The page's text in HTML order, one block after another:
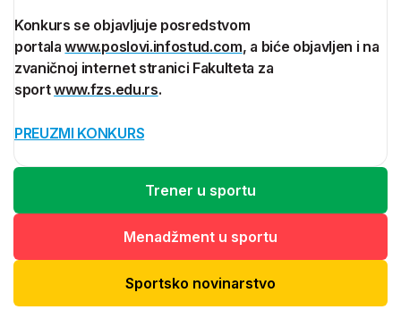
Konkurs se objavljuje posredstvom
portalawww.poslovi.infostud.com, a biće objavljen i na
zvaničnoj internet stranici Fakulteta za
sportwww.fzs.edu.rs.
PREUZMI KONKURS
Trener u sportu
Menadžment u sportu
Sportsko novinarstvo